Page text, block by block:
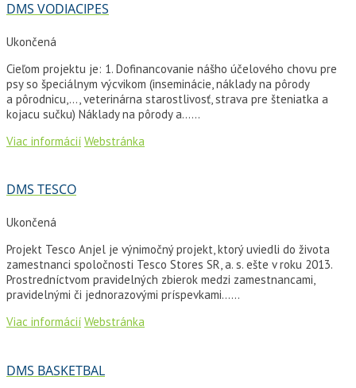
DMS VODIACIPES
Ukončená
Cieľom projektu je: 1. Dofinancovanie nášho účelového chovu pre
psy so špeciálnym výcvikom (inseminácie, náklady na pôrody
a pôrodnicu,…, veterinárna starostlivosť, strava pre šteniatka a
kojacu sučku) Náklady na pôrody a…...
Viac informácií Webstránka
DMS TESCO
Ukončená
Projekt Tesco Anjel je výnimočný projekt, ktorý uviedli do života
zamestnanci spoločnosti Tesco Stores SR, a. s. ešte v roku 2013.
Prostredníctvom pravidelných zbierok medzi zamestnancami,
pravidelnými či jednorazovými príspevkami…...
Viac informácií Webstránka
DMS BASKETBAL